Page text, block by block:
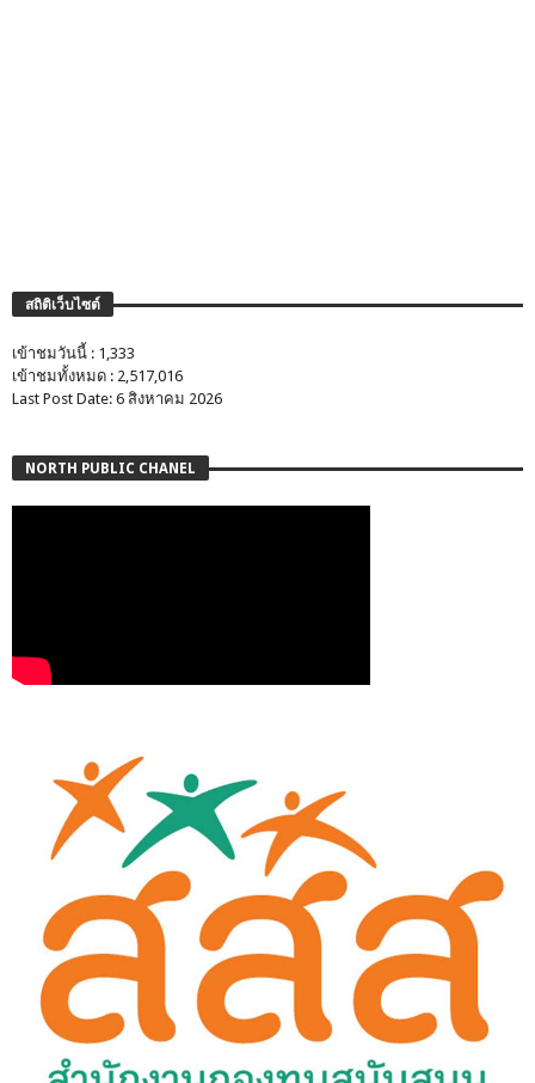
สถิติเว็บไซต์
เข้าชมวันนี้ : 1,333
เข้าชมทั้งหมด : 2,517,016
Last Post Date: 6 สิงหาคม 2026
NORTH PUBLIC CHANEL